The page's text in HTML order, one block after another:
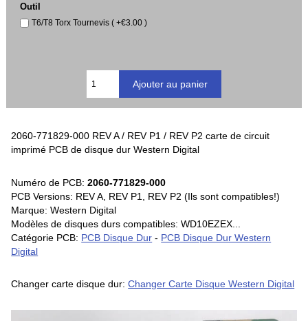
Outil
T6/T8 Torx Tournevis ( +€3.00 )
2060-771829-000 REV A / REV P1 / REV P2 carte de circuit
imprimé PCB de disque dur Western Digital
Numéro de PCB:2060-771829-000
PCB Versions: REV A, REV P1, REV P2 (Ils sont compatibles!)
Marque: Western Digital
Modèles de disques durs compatibles: WD10EZEX...
Catégorie PCB: PCB Disque Dur - PCB Disque Dur Western
Digital
Changer carte disque dur:Changer Carte Disque Western Digital